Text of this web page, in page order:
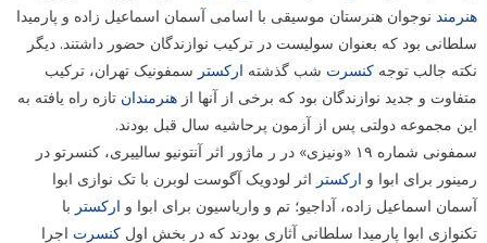
هنرمندنوجوان هنرستان موسیقی با اسامی آسمان اسماعیل زاده و پارمیدا
سلطانی بود که بعنوان سولیست در ترکیب نوازندگان حضور داشتند. دیگر
نکته جالب توجه کنسرت شب گذشته ارکستر سمفونیک تهران، ترکیب
متفاوت و جدید نوازندگان بود که برخی از آنها از هنرمندان تازه راه یافته به
این مجموعه دولتی پس از آزمون پرحاشیه سال قبل بودند.
سمفونی شماره ۱۹ «ونیزی» در ر ماژور اثر آنتونیو سالییری، کنسرتو در
رمینور برای ابوا و ارکستر اثر لودویک آگوست لوبرن با تک نوازی ابوا
آسمان اسماعیل زاده، آداجیو؛ تم و واریاسیون برای ابوا و ارکستر با
تکنوازی ابوا پارمیدا سلطانی آثاری بودند که در بخش اول کنسرت اجرا